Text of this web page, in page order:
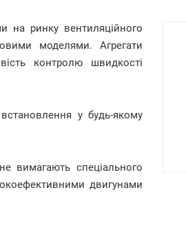
на ринку вентиляційного
моделями. Агрегати
контролю швидкості
у будь-якому
вимагають спеціального
двигунами